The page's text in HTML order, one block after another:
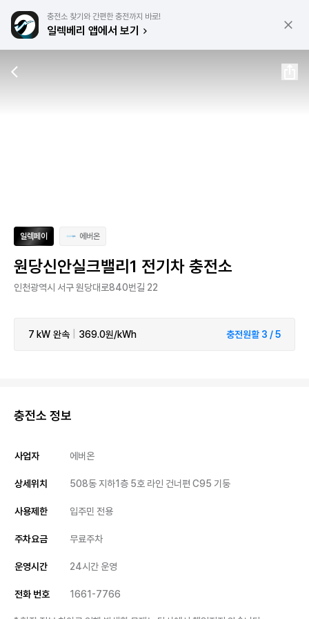
충전소 찾기와 간편한 충전까지 바로!
일렉베리 앱에서 보기
일렉페이 에버온
원당신안실크밸리1 전기차 충전소
인천광역시 서구 원당대로840번길 22
7 kW 완속 369.0원/kWh 충전원활 3 / 5
충전소 정보
사업자 에버온
상세위치 508동 지하1층 5호 라인 건너편 C95 기둥
사용제한 입주민 전용
주차요금 무료주차
운영시간 24시간 운영
전화 번호 1661-7766